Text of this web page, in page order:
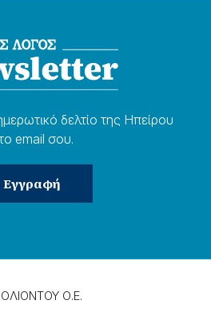
δελτίο της Ηπείρου
email σου.
Ο.Ε.